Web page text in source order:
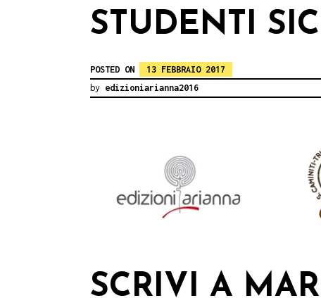
STUDENTI
POSTED ON
13 FEBBRAIO 2017
by edizioniarianna2016
SCRIVI A